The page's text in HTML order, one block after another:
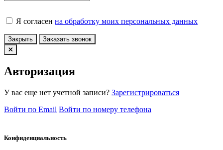
Я согласен на обработку моих персональных данных
Закрыть Заказать звонок
Авторизация
У вас еще нет учетной записи? Зарегистрироваться
Войти по Email Войти по номеру телефона
Конфиденциальность